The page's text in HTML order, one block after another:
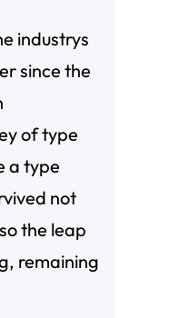
industrys
since the
of type
a type
not
the leap
remaining